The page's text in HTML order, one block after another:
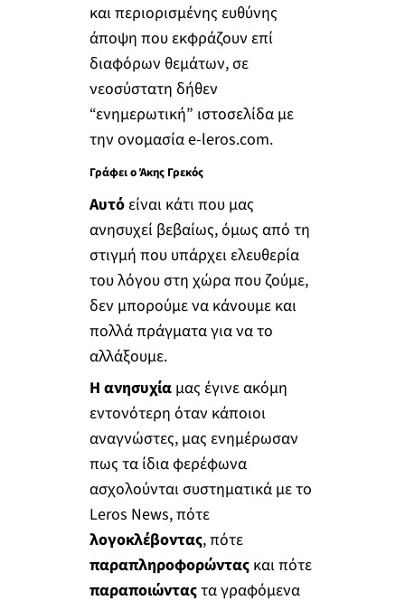
και περιορισμένης ευθύνης
άποψη που εκφράζουν επί
διαφόρων θεμάτων, σε
νεοσύστατη δήθεν
“ενημερωτική” ιστοσελίδα με
την ονομασία e-leros.com.
Γράφει ο Άκης Γρεκός
Αυτόείναι κάτι που μας
ανησυχεί βεβαίως, όμως από τη
στιγμή που υπάρχει ελευθερία
του λόγου στη χώρα που ζούμε,
δεν μπορούμε να κάνουμε και
πολλά πράγματα για να το
αλλάξουμε.
Η ανησυχίαμας έγινε ακόμη
εντονότερη όταν κάποιοι
αναγνώστες, μας ενημέρωσαν
πως τα ίδια φερέφωνα
ασχολούνται συστηματικά με τo
Leros News, πότε
λογοκλέβοντας, πότε
παραπληροφορώνταςκαι πότε
παραποιώνταςτα γραφόμενα